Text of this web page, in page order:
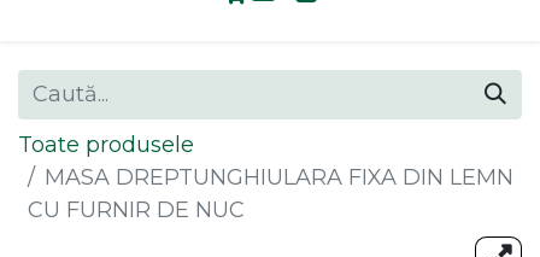
Toate produsele
MASA DREPTUNGHIULARA FIXA DIN LEMN
CU FURNIR DE NUC